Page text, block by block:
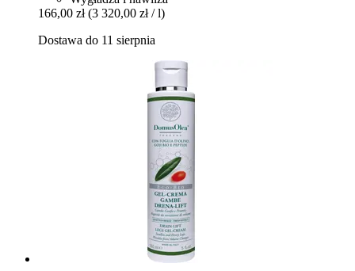
166,00 zł (3 320,00 zł / l)
Dostawa do 11 sierpnia